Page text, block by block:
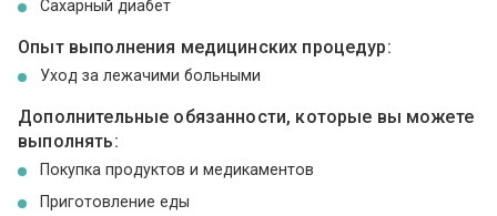
Сахарный диабет
Опыт выполнения медицинских процедур:
Уход за лежачими больными
Дополнительные обязанности, которые вы можете
выполнять:
Покупка продуктов и медикаментов
Приготовление еды